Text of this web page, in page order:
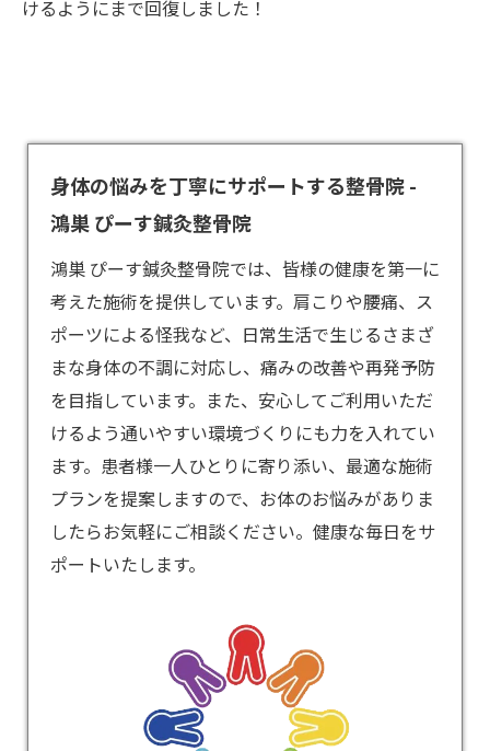
けるようにまで回復しました！
身体の悩みを丁寧にサポートする整骨院 -
鴻巣 ぴーす鍼灸整骨院
鴻巣 ぴーす鍼灸整骨院では、皆様の健康を第一に
考えた施術を提供しています。肩こりや腰痛、ス
ポーツによる怪我など、日常生活で生じるさまざ
まな身体の不調に対応し、痛みの改善や再発予防
を目指しています。また、安心してご利用いただ
けるよう通いやすい環境づくりにも力を入れてい
ます。患者様一人ひとりに寄り添い、最適な施術
プランを提案しますので、お体のお悩みがありま
したらお気軽にご相談ください。健康な毎日をサ
ポートいたします。